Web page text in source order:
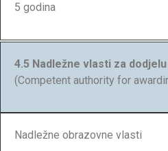
5 godina
4.5 Nadležne vlasti za
(Competent authority for
Nadležne obrazovne vlasti